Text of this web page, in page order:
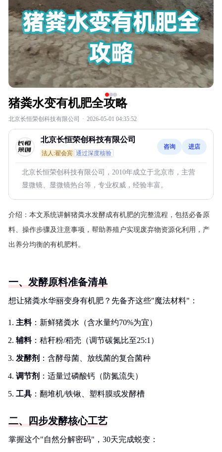
猪粪水变有机肥全攻略
北京长恒荣创科技有限公司 · 2026-05-01 04:35:52
北京长恒荣创科技有限公司
法人:翟会宾 通过深度核验
咨询 进店
北京长恒荣创科技有限公司，2010年成立于北京市，主营
显微镜、显微镜热台等，专业权威，经验丰富。
介绍： 本文系统讲解猪粪水发酵成有机肥的完整流程，包括必备原
料、操作步骤及注意事项，帮助养殖户实现废弃物资源化利用，产
出养分均衡的有机肥料。
一、发酵原料准备清单
想让猪粪水华丽变身有机肥？先备齐这些"魔法材料"：
主料：新鲜猪粪水（含水量约70%为宜）
辅料：秸秆粉/稻壳（调节碳氮比至25:1）
发酵剂 ：含酵母菌、放线菌的复合菌种
调节剂 ：适量过磷酸钙（防氮流失）
工具 ：翻堆机/铁锹、塑料膜或发酵槽
二、四步发酵核心工艺
掌握这个"自然分解密码"，30天完成蜕变：